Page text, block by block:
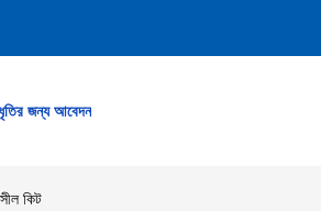
জন্য আবেদন
কিট